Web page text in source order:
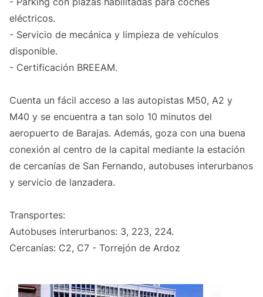
eléctricos.
- Servicio de mecánica y limpieza de vehículos
disponible.
- Certificación BREEAM.
Cuenta un fácil acceso a las autopistas M50, A2 y
M40 y se encuentra a tan solo 10 minutos del
aeropuerto de Barajas. Además, goza con una buena
conexión al centro de la capital mediante la estación
de cercanías de San Fernando, autobuses interurbanos
y servicio de lanzadera.
Transportes:
Autobuses interurbanos: 3, 223, 224.
Cercanías: C2, C7 - Torrejón de Ardoz